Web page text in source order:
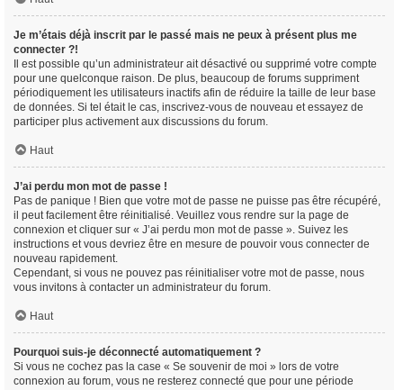
Je m’étais déjà inscrit par le passé mais ne peux à présent plus me
connecter ?!
Il est possible qu’un administrateur ait désactivé ou supprimé votre compte
pour une quelconque raison. De plus, beaucoup de forums suppriment
périodiquement les utilisateurs inactifs afin de réduire la taille de leur base
de données. Si tel était le cas, inscrivez-vous de nouveau et essayez de
participer plus activement aux discussions du forum.
Haut
J’ai perdu mon mot de passe !
Pas de panique ! Bien que votre mot de passe ne puisse pas être récupéré,
il peut facilement être réinitialisé. Veuillez vous rendre sur la page de
connexion et cliquer sur « J’ai perdu mon mot de passe ». Suivez les
instructions et vous devriez être en mesure de pouvoir vous connecter de
nouveau rapidement.
Cependant, si vous ne pouvez pas réinitialiser votre mot de passe, nous
vous invitons à contacter un administrateur du forum.
Haut
Pourquoi suis-je déconnecté automatiquement ?
Si vous ne cochez pas la case « Se souvenir de moi » lors de votre
connexion au forum, vous ne resterez connecté que pour une période